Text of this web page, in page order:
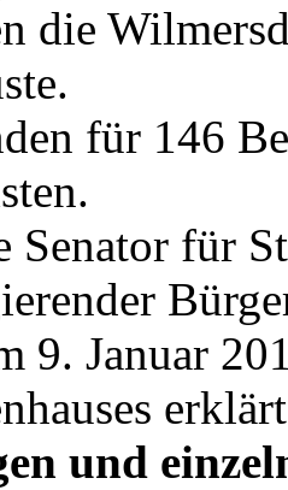
die
für 146
Senator für
9. Januar
und